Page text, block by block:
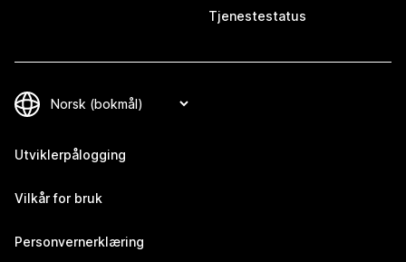
Tjenestestatus
Utviklerpålogging
Vilkår for bruk
Personvernerklæring